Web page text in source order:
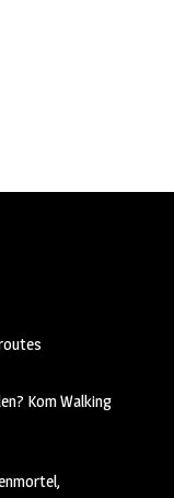
Kom Walking